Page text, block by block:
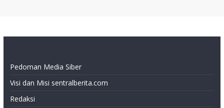
Pedoman Media Siber
Visi dan Misi sentralberita.com
Redaksi